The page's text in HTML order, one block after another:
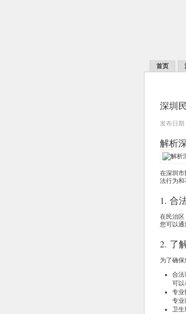
首页
深圳
发布日
解析
在深圳市
法行为和
1. 合
在民治区
您可以通
2. 了
为了确
合法
可以
专业
专业
卫生